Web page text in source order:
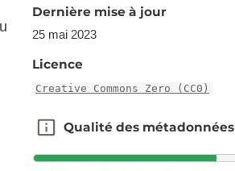
Dernière mise à jour
25 mai 2023
Licence
Creative Commons Zero (CC0)
Qualité des métadonnées
Qualité des métadonnées